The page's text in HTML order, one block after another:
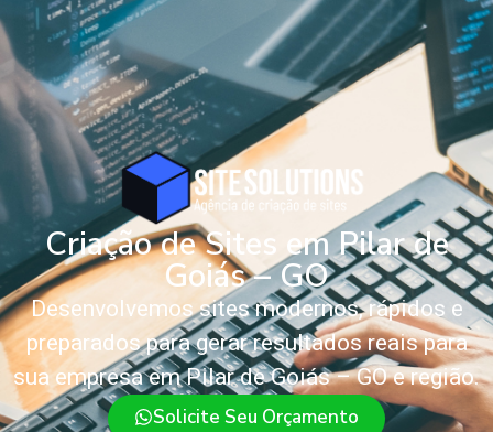
Criação de Sites em Pilar de
Goiás – GO
Desenvolvemos sites modernos, rápidos e
preparados para gerar resultados reais para
sua empresa em Pilar de Goiás – GO e região.
Solicite Seu Orçamento